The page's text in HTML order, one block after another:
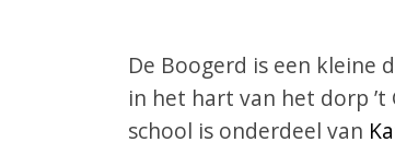
De Boogerd is een kleine
in het hart van het dorp
school is onderdeel van